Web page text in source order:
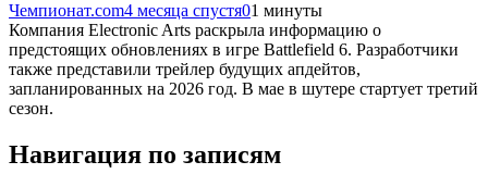
Чемпионат.com4 месяца спустя01 минуты
Компания Electronic Arts раскрыла информацию о
предстоящих обновлениях в игре Battlefield 6. Разработчики
также представили трейлер будущих апдейтов,
запланированных на 2026 год. В мае в шутере стартует третий
сезон.
Навигация по записям